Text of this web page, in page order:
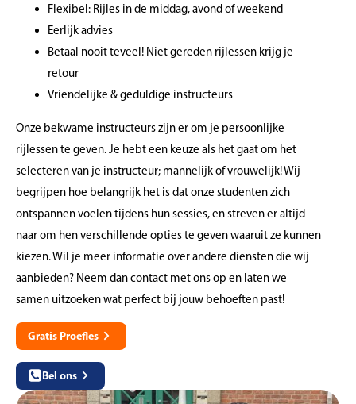
Flexibel: Rijles in de middag, avond of weekend
Eerlijk advies
Betaal nooit teveel! Niet gereden rijlessen krijg je
retour
Vriendelijke & geduldige instructeurs
Onze bekwame instructeurs zijn er om je persoonlijke
rijlessen te geven. Je hebt een keuze als het gaat om het
selecteren van je instructeur; mannelijk of vrouwelijk! Wij
begrijpen hoe belangrijk het is dat onze studenten zich
ontspannen voelen tijdens hun sessies, en streven er altijd
naar om hen verschillende opties te geven waaruit ze kunnen
kiezen. Wil je meer informatie over andere diensten die wij
aanbieden? Neem dan contact met ons op en laten we
samen uitzoeken wat perfect bij jouw behoeften past!
Gratis Proefles
Bel ons